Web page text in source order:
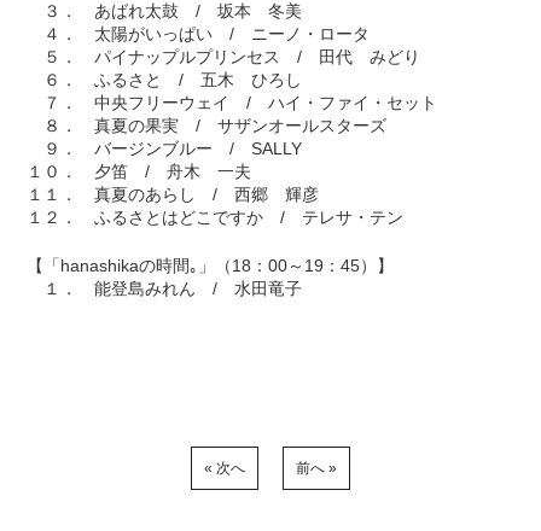
３． あばれ太鼓 / 坂本 冬美
４． 太陽がいっぱい / ニーノ・ロータ
５． パイナップルプリンセス / 田代 みどり
６． ふるさと / 五木 ひろし
７． 中央フリーウェイ / ハイ・ファイ・セット
８． 真夏の果実 / サザンオールスターズ
９． バージンブルー / SALLY
１０． 夕笛 / 舟木 一夫
１１． 真夏のあらし / 西郷 輝彦
１２． ふるさとはどこですか / テレサ・テン
【「hanashikaの時間｡」（18：00～19：45）】
１． 能登島みれん / 水田竜子
« 次へ 前へ »